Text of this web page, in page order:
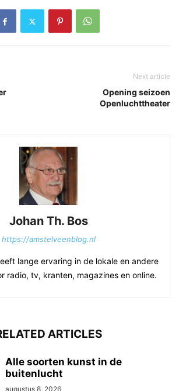
Next article
Opening seizoen
Openluchttheater
Johan Th. Bos
https://amstelveenblog.nl
lange ervaring in de lokale en andere
radio, tv, kranten, magazines en online.
ARTICLES
Alle soorten kunst in de
buitenlucht
augustus 8, 2026